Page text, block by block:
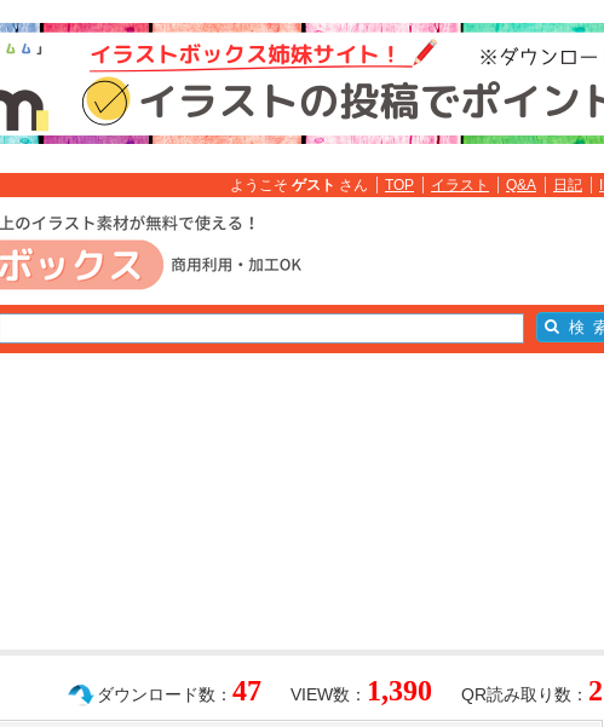
ようこそ ゲスト さん TOP イラスト Q&A 日記
QR読み取り数： 2
VIEW数： 1,390
ダウンロード数： 47